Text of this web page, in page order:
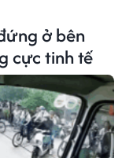
ở bên
cực tinh tế